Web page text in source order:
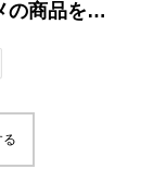
の商品をご
十年も前か
は現代に